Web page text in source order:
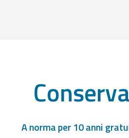
A norma per 10 anni